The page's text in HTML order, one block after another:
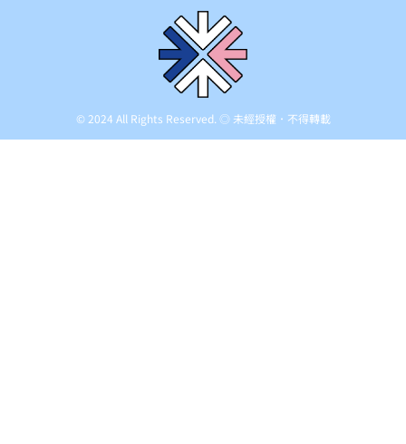
© 2024 All Rights Reserved. ◎ 未經授權．不得轉載